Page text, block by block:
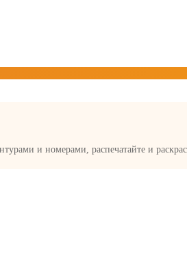
и номерами, распечатайте и